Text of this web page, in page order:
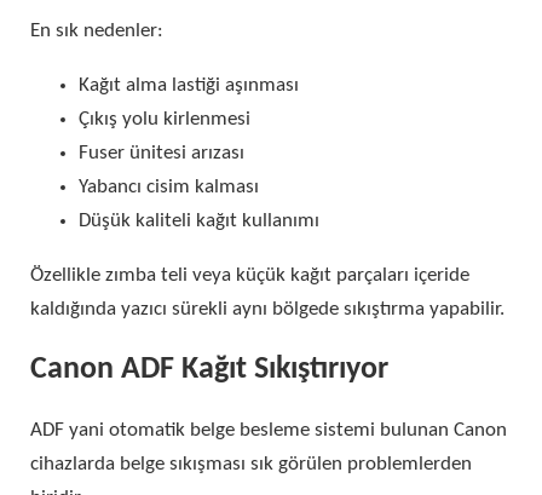
En sık nedenler:
Kağıt alma lastiği aşınması
Çıkış yolu kirlenmesi
Fuser ünitesi arızası
Yabancı cisim kalması
Düşük kaliteli kağıt kullanımı
Özellikle zımba teli veya küçük kağıt parçaları içeride
kaldığında yazıcı sürekli aynı bölgede sıkıştırma yapabilir.
Canon ADF Kağıt Sıkıştırıyor
ADF yani otomatik belge besleme sistemi bulunan Canon
cihazlarda belge sıkışması sık görülen problemlerden